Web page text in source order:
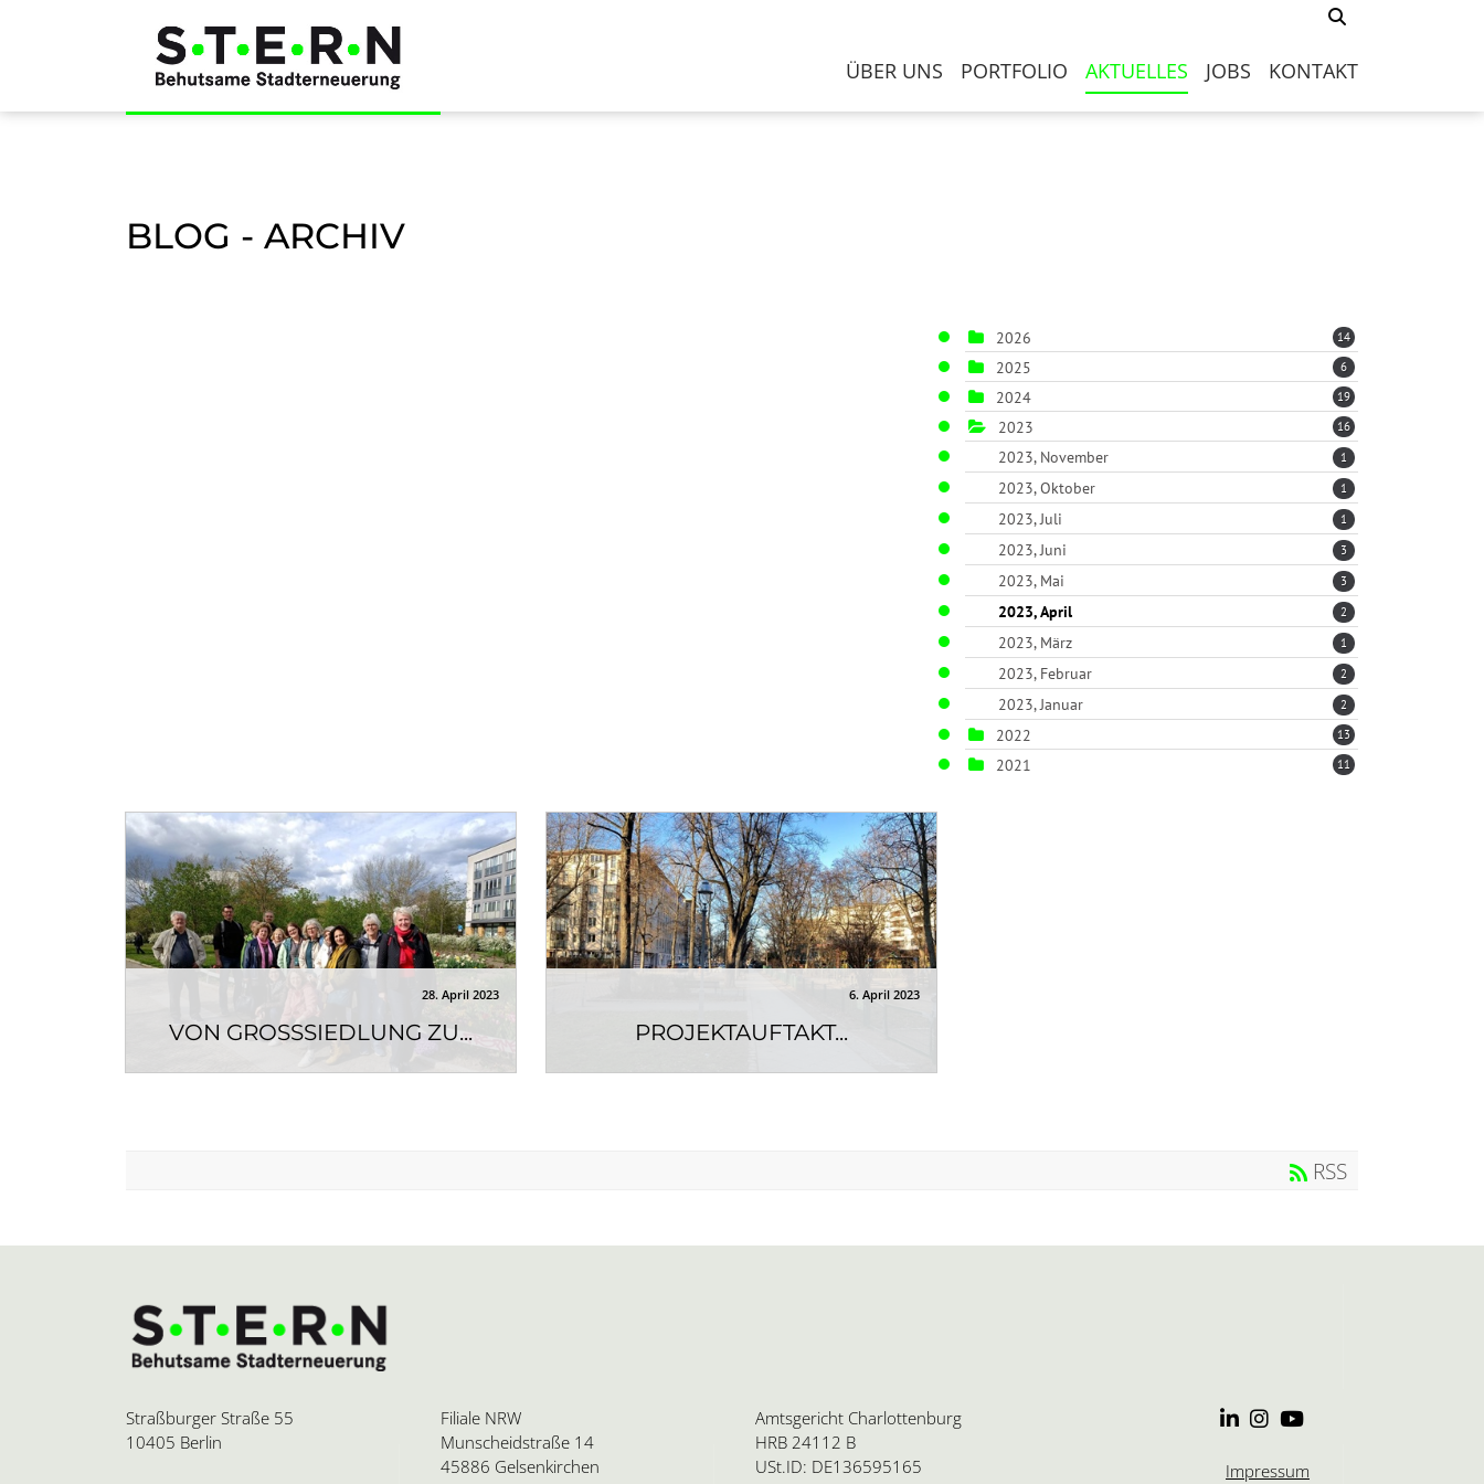
ÜBER UNS PORTFOLIO AKTUELLES JOBS KONTAKT
BLOG - ARCHIV
2026 14
2025 6
2024 19
2023 16
2023, November 1
2023, Oktober 1
2023, Juli 1
2023, Juni 3
2023, Mai 3
2023, April 2
2023, März 1
2023, Februar 2
2023, Januar 2
2022 13
2021 11
28. April 2023
VON GROSSSIEDLUNG ZU...
Am 25. April trafen sich
6. April 2023
PROJEKTAUFTAKT...
Seit Anfang April ist STERN mit der
RSS
Straßburger Straße 55
10405 Berlin
Filiale NRW
Munscheidstraße 14
45886 Gelsenkirchen
Amtsgericht Charlottenburg
HRB 24112 B
USt.ID: DE136595165
Impressum